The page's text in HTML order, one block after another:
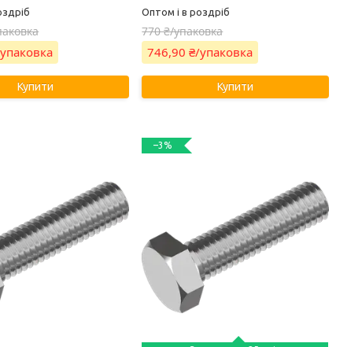
Купити
Оптом і в роздріб
770 ₴/упаковка
746,90 ₴/упаковка
Купити
–3%